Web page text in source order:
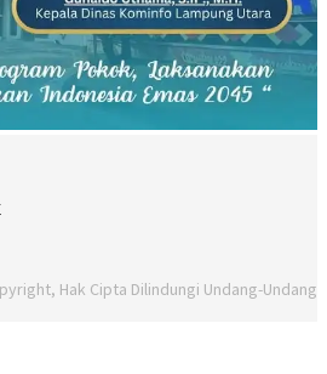
Hak Cipta Dilindungi Undang-Undang